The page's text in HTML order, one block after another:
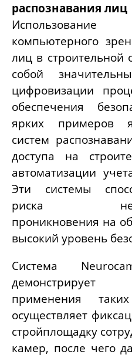
распознавания лиц
компьютерного
лиц в строительной
собой
цифровизации
обеспечения
ярких примеров
систем
доступа на
автоматизации
Эти системы
риска
проникновения на
высокий уровень
Система
применения
осуществляет
стройплощадку
камер, после чего